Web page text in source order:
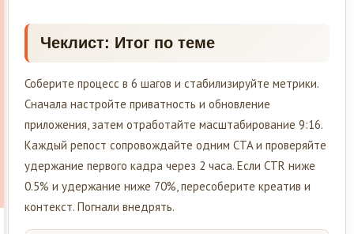
Чеклист: Итог по теме
Соберите процесс в 6 шагов и стабилизируйте метрики.
Сначала настройте приватность и обновление
приложения, затем отработайте масштабирование 9:16.
Каждый репост сопровождайте одним CTA и проверяйте
удержание первого кадра через 2 часа. Если CTR ниже
0.5% и удержание ниже 70%, пересоберите креатив и
контекст. Погнали внедрять.